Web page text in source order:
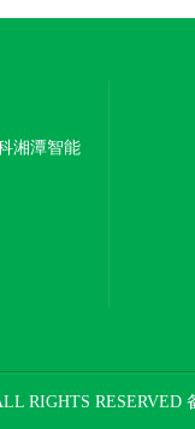
湘潭智能
RIGHTS RESERVED